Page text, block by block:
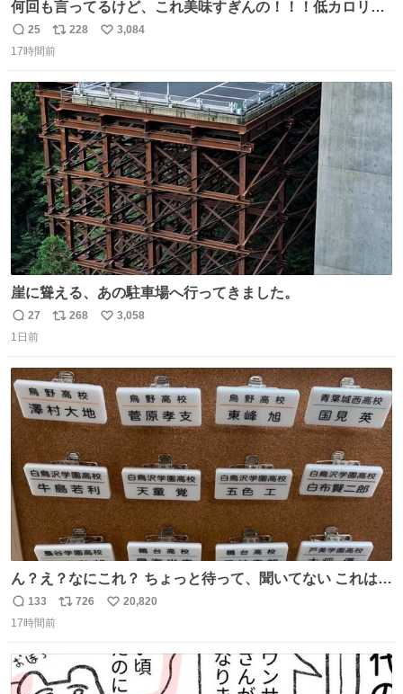
何回も言ってるけど、これ美味すぎんの！！！低カロリー
で満足感エグいから一生食べてる😭
返
信
25
リ
ポ
ト
数
228
い
数
3,084
17時間前
崖に聳える、あの駐車場へ行ってきました。
返
信
27
リ
ト
数
268
い
数
3,058
1日前
ん？え？なにこれ？ ちょっと待って、聞いてない これは販
売されているのもですか？
返
信
133
リ
ト
数
726
い
数
20,820
17時間前